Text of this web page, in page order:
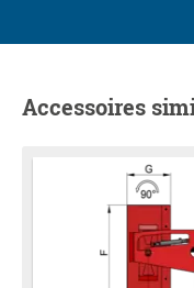
Accessoires